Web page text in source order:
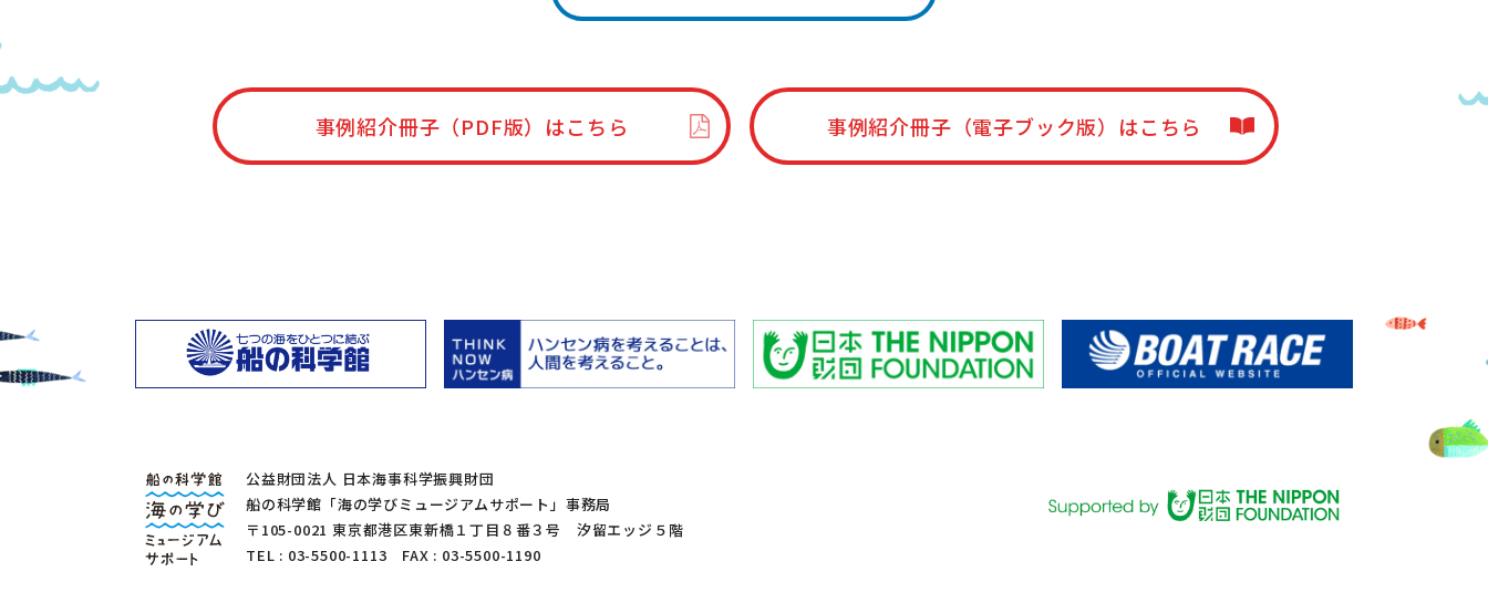
事例紹介冊子（PDF版）はこちら 事例紹介冊子（電子ブック版）はこちら
公益財団法人 日本海事科学振興財団
船の科学館「海の学びミュージアムサポート」事務局
〒105-0021 東京都港区東新橋１丁目８番３号 汐留エッジ５階
TEL : 03-5500-1113 FAX : 03-5500-1190